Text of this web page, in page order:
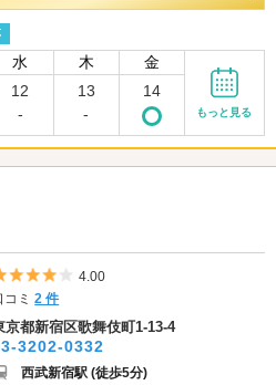
水 木 金
12
-
13
-
14
もっと見る
5つ星のうち4
4.00
コミ2 件
京都新宿区歌舞伎町1-13-4
3202-0332
西武新宿駅 (徒歩5分)